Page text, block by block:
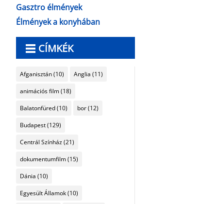
Gasztro élmények
Élmények a konyhában
CÍMKÉK
Afganisztán(10) Anglia (11)
animációs film(18)
Balatonfüred(10) bor(12)
Budapest(129)
Centrál Színház(21)
dokumentumfilm(15)
Dánia (10)
Egyesült Államok(10)